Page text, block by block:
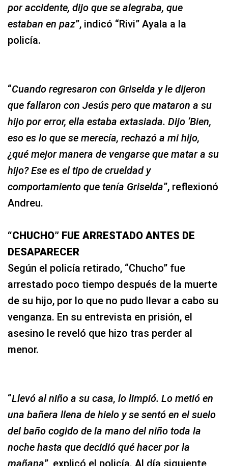
por accidente, dijo que se alegraba, que
estaban en paz”, indicó “Rivi” Ayala a la
policía.
“Cuando regresaron con Griselda y le dijeron
que fallaron con Jesús pero que mataron a su
hijo por error, ella estaba extasiada. Dijo ‘Bien,
eso es lo que se merecía, rechazó a mi hijo,
¿qué mejor manera de vengarse que matar a su
hijo? Ese es el tipo de crueldad y
comportamiento que tenía Griselda”, reflexionó
Andreu.
“CHUCHO” FUE ARRESTADO ANTES DE
DESAPARECER
Según el policía retirado, “Chucho” fue
arrestado poco tiempo después de la muerte
de su hijo, por lo que no pudo llevar a cabo su
venganza. En su entrevista en prisión, el
asesino le reveló que hizo tras perder al
menor.
“Llevó al niño a su casa, lo limpió. Lo metió en
una bañera llena de hielo y se sentó en el suelo
del baño cogido de la mano del niño toda la
noche hasta que decidió qué hacer por la
mañana”, explicó el policía. Al día siguiente,